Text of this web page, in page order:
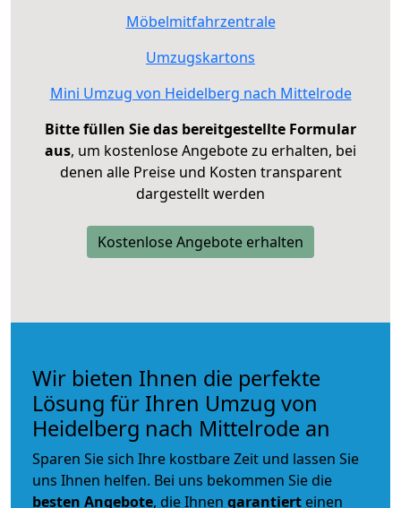
Möbelmitfahrzentrale
Umzugskartons
Mini Umzug von Heidelberg nach Mittelrode
Bitte füllen Sie das bereitgestellte Formular
aus, um kostenlose Angebote zu erhalten, bei
denen alle Preise und Kosten transparent
dargestellt werden
Kostenlose Angebote erhalten
Wir bieten Ihnen die perfekte
Lösung für Ihren Umzug von
Heidelberg nach Mittelrode an
Sparen Sie sich Ihre kostbare Zeit und lassen Sie
uns Ihnen helfen. Bei uns bekommen Sie die
besten Angebote, die Ihnen garantiert einen